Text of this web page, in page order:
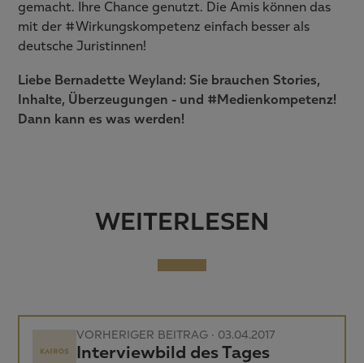
gemacht. Ihre Chance genutzt. Die Amis können das
mit der #Wirkungskompetenz einfach besser als
deutsche Juristinnen!
Liebe Bernadette Weyland: Sie brauchen Stories,
Inhalte, Überzeugungen - und #Medienkompetenz!
Dann kann es was werden!
WEITERLESEN
VORHERIGER BEITRAG · 03.04.2017
Interviewbild des Tages